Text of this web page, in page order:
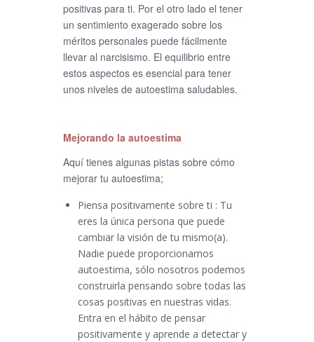
positivas para ti. Por el otro lado el tener
un sentimiento exagerado sobre los
méritos personales puede fácilmente
llevar al narcisismo. El equilibrio entre
estos aspectos es esencial para tener
unos niveles de autoestima saludables.
Mejorando la autoestima
Aquí tienes algunas pistas sobre cómo
mejorar tu autoestima;
Piensa positivamente sobre ti : Tu
eres la única persona que puede
cambiar la visión de tu mismo(a).
Nadie puede proporcionarnos
autoestima, sólo nosotros podemos
construirla pensando sobre todas las
cosas positivas en nuestras vidas.
Entra en el hábito de pensar
positivamente y aprende a detectar y